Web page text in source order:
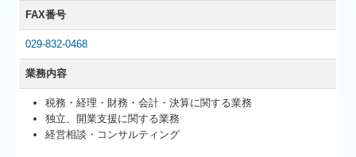
FAX番号
029-832-0468
業務内容
税務・経理・財務・会計・決算に関する業務
独立、開業支援に関する業務
経営相談・コンサルティング